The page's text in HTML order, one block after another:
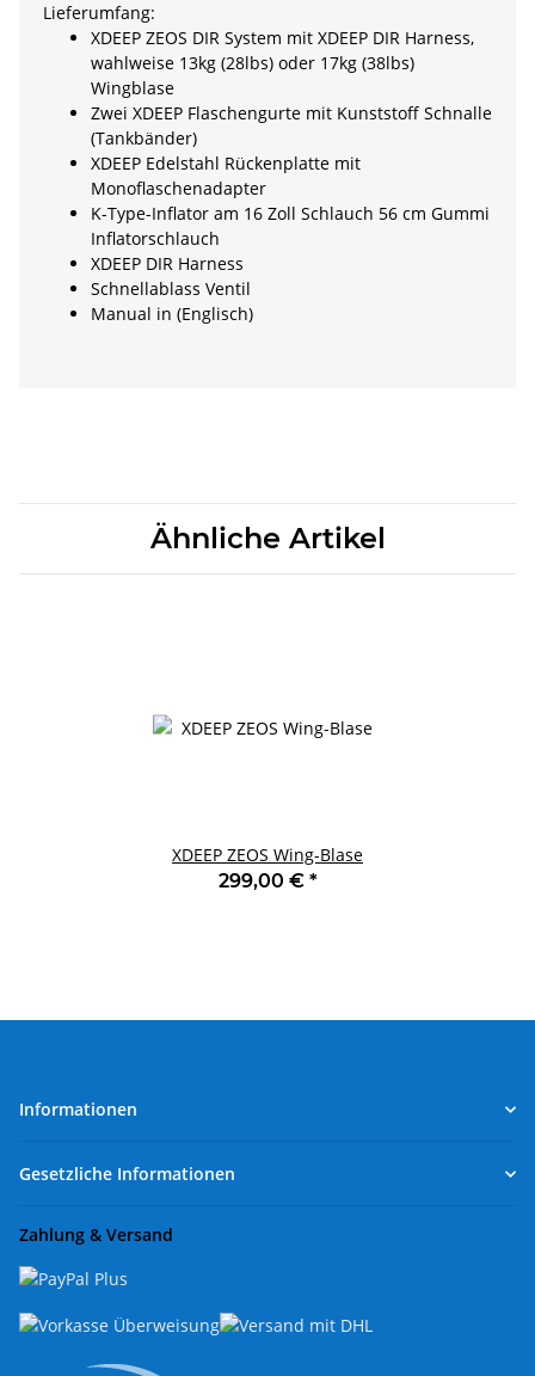
Lieferumfang:
XDEEP ZEOS DIR System mit XDEEP DIR Harness,
wahlweise 13kg (28lbs) oder 17kg (38lbs)
Wingblase
Zwei XDEEP Flaschengurte mit Kunststoff Schnalle
(Tankbänder)
XDEEP Edelstahl Rückenplatte mit
Monoflaschenadapter
K-Type-Inflator am 16 Zoll Schlauch 56 cm Gummi
Inflatorschlauch
XDEEP DIR Harness
Schnellablass Ventil
Manual in (Englisch)
Ähnliche Artikel
XDEEP ZEOS Wing-Blase
299,00 € *
Informationen
Gesetzliche Informationen
Zahlung & Versand